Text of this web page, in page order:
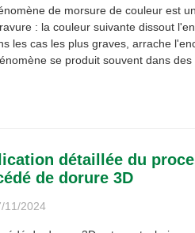
de morsure de couleur est
: la couleur suivante dissout
les cas les plus graves, arrache
se produit souvent dans des
détaillée du
de dorure 3D
11/2024